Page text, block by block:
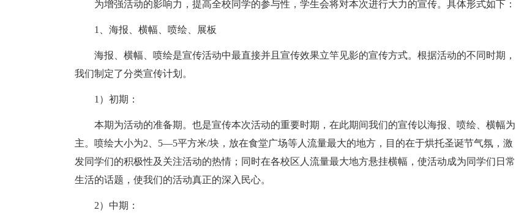
为增强活动的影响力，提高全校同学的参与性，学生会将对本次进行大力的宣传。具体形式如下：
1、海报、横幅、喷绘、展板
海报、横幅、喷绘是宣传活动中最直接并且宣传效果立竿见影的宣传方式。根据活动的不同时期，
我们制定了分类宣传计划。
1）初期：
本期为活动的准备期。也是宣传本次活动的重要时期，在此期间我们的宣传以海报、喷绘、横幅为
主。喷绘大小为2、5—5平方米/块，放在食堂广场等人流量最大的地方，目的在于烘托圣诞节气氛，激
发同学们的积极性及关注活动的热情；同时在各校区人流量最大地方悬挂横幅，使活动成为同学们日常
生活的话题，使我们的活动真正的深入民心。
2）中期：